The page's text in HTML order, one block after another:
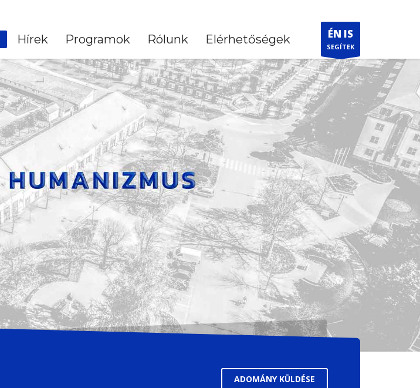
Hírek Programok Rólunk Elérhetőségek ÉN IS
SEGÍTEK
ADOMÁNY KÜLDÉSE